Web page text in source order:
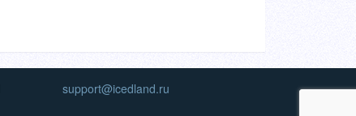
support@icedland.ru